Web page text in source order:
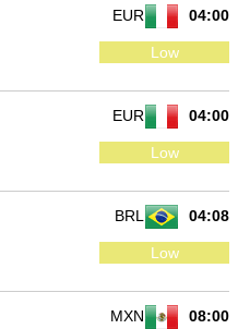
04:00
EUR
Low
04:00
EUR
Low
04:08
BRL
Low
08:00
MXN